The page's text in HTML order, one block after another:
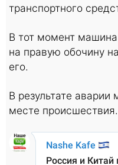
транспортного
В тот момент
на правую обочину
его.
В результате
месте происшествия.